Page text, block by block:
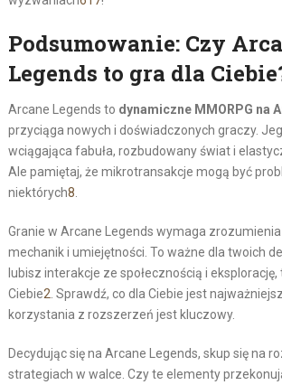
Podsumowanie: Czy
Legends to gra dla
Arcane Legends to dynamiczne MMORPG na
przyciąga nowych i doświadczonych graczy.
wciągająca fabuła, rozbudowany świat i
Ale pamiętaj, że mikrotransakcje mogą być
niektórych8
Granie w Arcane Legends wymaga
mechanik i umiejętności. To ważne dla twoich
lubisz interakcje ze społecznością i eksplorację,
Ciebie2 . Sprawdź, co dla Ciebie jest
korzystania z rozszerzeń jest kluczowy.
Decydując się na Arcane Legends, skup się na
strategiach w walce. Czy te elementy